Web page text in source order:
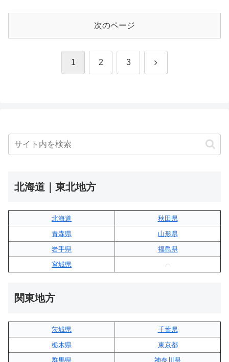
次のページ
1 2 3 次
北海道｜東北地方
北海道
秋田県
青森県
山形県
岩手県
福島県
宮城県
–
関東地方
茨城県
千葉県
栃木県
東京都
群馬県
神奈川県